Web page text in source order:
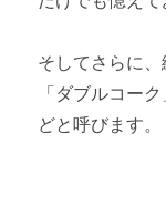
そしてさらに
「ダブルコー
どと呼びます。